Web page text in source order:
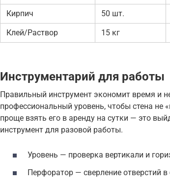
Кирпич 50 шт.
Клей/Раствор 15 кг
Инструментарий для работы
Правильный инструмент экономит время и
профессиональный уровень, чтобы стена не
проще взять его в аренду на сутки — это
инструмент для разовой работы.
Уровень — проверка вертикали и
Перфоратор — сверление отверстий в